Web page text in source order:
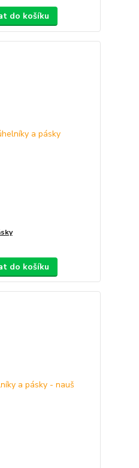
do košíku
do košíku